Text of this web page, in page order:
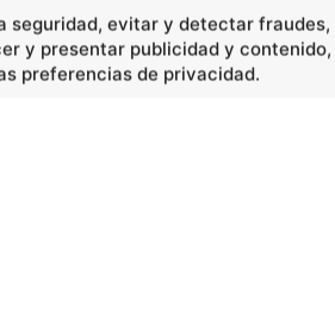
seguridad, evitar y detectar
y presentar publicidad y contenido,
preferencias de privacidad.
de la tolerancia de los